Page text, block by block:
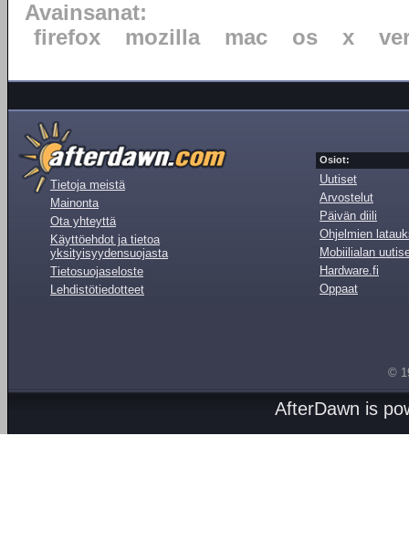
Avainsanat:
firefox
mozilla mac os x
Tietoja meistä
Mainonta
Ota yhteyttä
Käyttöehdot ja tietoa
yksityisyydensuojasta
Tietosuojaseloste
Lehdistötiedotteet
Osiot:
Uutiset
Arvostelut
Päivän diili
Ohjelmien
Mobiilialan
Hardware.fi
Oppaat
©
AfterDawn is